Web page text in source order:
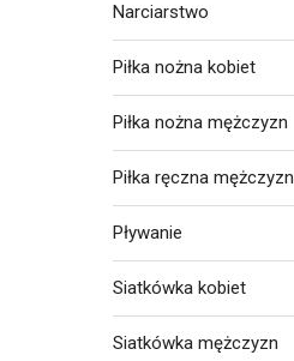
Narciarstwo
Piłka nożna kobiet
Piłka nożna mężczyzn
Piłka ręczna mężczyzn
Pływanie
Siatkówka kobiet
Siatkówka mężczyzn